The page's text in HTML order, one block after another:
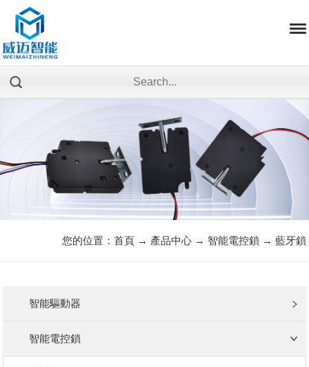
您的位置： 首頁→ 產品中心→ 智能電控鎖 → 藍牙鎖
智能驅動器
智能電控鎖